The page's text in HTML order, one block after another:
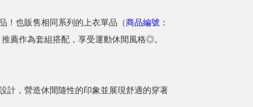
！也販售相同系列的上衣單品（商品編號：
推薦作為套組搭配，享受運動休閒風格◎。
計，營造休閒隨性的印象並展現舒適的穿著